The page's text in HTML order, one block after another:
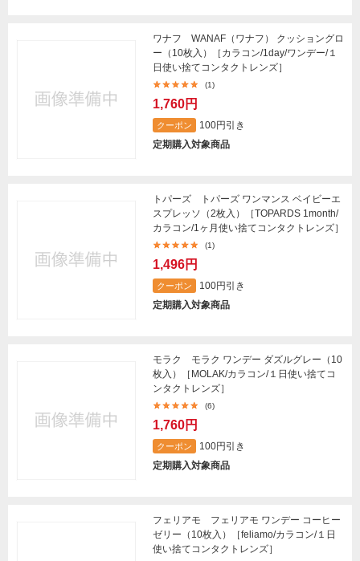
ワナフ WANAF（ワナフ） クッショングロ
ー（10枚入）［カラコン/1day/ワンデー/１
日使い捨てコンタクトレンズ］
(1)
1,760円
クーポン
100円引き
定期購入対象商品
トパーズ トパーズ ワンマンス ベイビーエ
スプレッソ（2枚入）［TOPARDS 1month/
カラコン/1ヶ月使い捨てコンタクトレンズ］
(1)
1,496円
クーポン
100円引き
定期購入対象商品
モラク モラク ワンデー ダズルグレー（10
枚入）［MOLAK/カラコン/１日使い捨てコ
ンタクトレンズ］
(6)
1,760円
クーポン
100円引き
定期購入対象商品
フェリアモ フェリアモ ワンデー コーヒー
ゼリー（10枚入）［feliamo/カラコン/１日
使い捨てコンタクトレンズ］